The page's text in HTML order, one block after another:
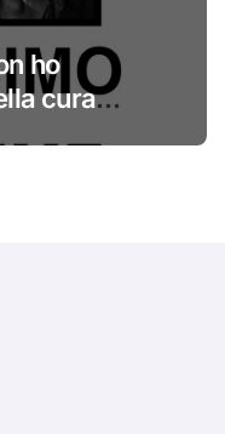
ho
cura